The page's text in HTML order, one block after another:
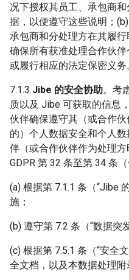
况下授权其员工、承包商
据，以便遵守这些说明；
承包商和分处理方在其履
确保所有获准处理合作伙
或履行相应的法定保密义务
7.1.3 Jibe 的安全协助。考
质以及 Jibe 可获取的信息
伙伴确保遵守其（或合作
的）个人数据安全和个人
伴（或合作伙伴作为处理
GDPR 第 32 条至第 34 条
(a) 根据第 7.1.1 条（“Jibe
施；
(b) 遵守第 7.2 条（“数据突
(c) 根据第 7.5.1 条（“安全
全文档，以及本数据处理附